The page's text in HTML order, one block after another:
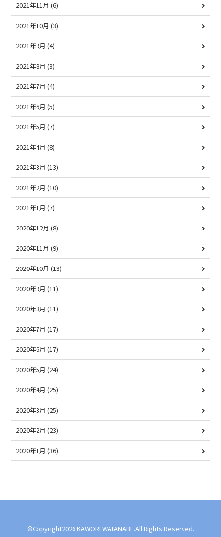
2021年11月 (6)
2021年10月 (3)
2021年9月 (4)
2021年8月 (3)
2021年7月 (4)
2021年6月 (5)
2021年5月 (7)
2021年4月 (8)
2021年3月 (13)
2021年2月 (10)
2021年1月 (7)
2020年12月 (8)
2020年11月 (9)
2020年10月 (13)
2020年9月 (11)
2020年8月 (11)
2020年7月 (17)
2020年6月 (17)
2020年5月 (24)
2020年4月 (25)
2020年3月 (25)
2020年2月 (23)
2020年1月 (36)
©Copyright2026 KAWORI WATANABE.All Rights Reserved.